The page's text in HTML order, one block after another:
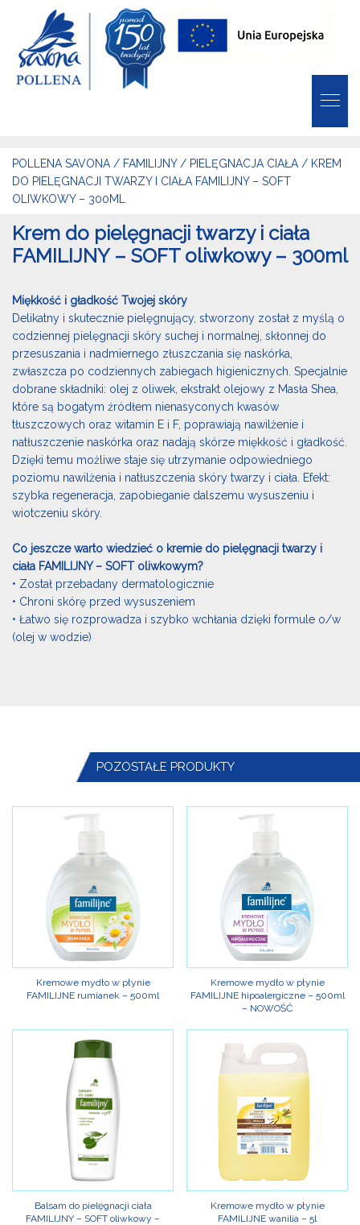
POLLENA SAVONA / FAMILIJNY/ PIELĘGNACJA CIAŁA / KREM
DO PIELĘGNACJI TWARZY I CIAŁA FAMILIJNY – SOFT
OLIWKOWY – 300ML
Krem do pielęgnacji twarzy i ciała
FAMILIJNY – SOFT oliwkowy – 300ml
Miękkość i gładkość Twojej skóry
Delikatny i skutecznie pielęgnujący, stworzony został z myślą o
codziennej pielęgnacji skóry suchej i normalnej, skłonnej do
przesuszania i nadmiernego złuszczania się naskórka,
zwłaszcza po codziennych zabiegach higienicznych. Specjalnie
dobrane składniki: olej z oliwek, ekstrakt olejowy z Masła Shea,
które są bogatym źródłem nienasyconych kwasów
tłuszczowych oraz witamin E i F, poprawiają nawilżenie i
natłuszczenie naskórka oraz nadają skórze miękkość i gładkość.
Dzięki temu możliwe staje się utrzymanie odpowiedniego
poziomu nawilżenia i natłuszczenia skóry twarzy i ciała. Efekt:
szybka regeneracja, zapobieganie dalszemu wysuszeniu i
wiotczeniu skóry.
Co jeszcze warto wiedzieć o kremie do pielęgnacji twarzy i
ciała FAMILIJNY – SOFT oliwkowym?
• Został przebadany dermatologicznie
• Chroni skórę przed wysuszeniem
• Łatwo się rozprowadza i szybko wchłania dzięki formule o/w
(olej w wodzie)
POZOSTAŁE PRODUKTY
Kremowe mydło w płynie
FAMILIJNE rumianek – 500ml
Kremowe mydło w płynie
FAMILIJNE hipoalergiczne – 500ml
– NOWOŚĆ
Balsam do pielęgnacji ciała
FAMILIJNY – SOFT oliwkowy –
Kremowe mydło w płynie
FAMILIJNE wanilia – 5l